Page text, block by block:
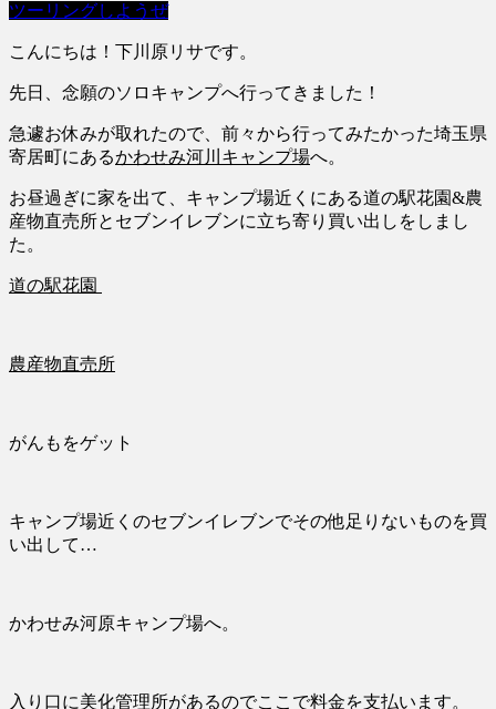
ツーリングしようぜ
こんにちは！下川原リサです。
先日、念願のソロキャンプへ行ってきました！
急遽お休みが取れたので、前々から行ってみたかった埼玉県
寄居町にあるかわせみ河川キャンプ場へ。
お昼過ぎに家を出て、キャンプ場近くにある道の駅花園&農
産物直売所とセブンイレブンに立ち寄り買い出しをしまし
た。
道の駅花園
農産物直売所
がんもをゲット
キャンプ場近くのセブンイレブンでその他足りないものを買
い出して…
かわせみ河原キャンプ場へ。
入り口に美化管理所があるのでここで料金を支払います。